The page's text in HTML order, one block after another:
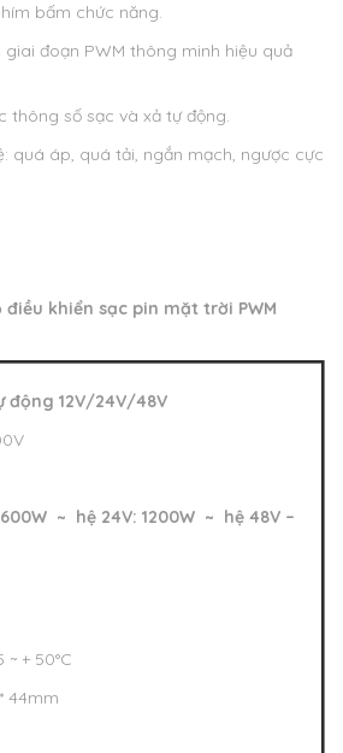
bấm chức năng.
giai đoạn PWM thông minh hiệu quả
thông số sạc và xả tự động.
quá áp, quá tải, ngắn mạch, ngược cực
điều khiển sạc pin mặt trời PWM
động 12V/24V/48V
600W ~ hệ 24V: 1200W ~ hệ 48V –
+ 50°C
44mm